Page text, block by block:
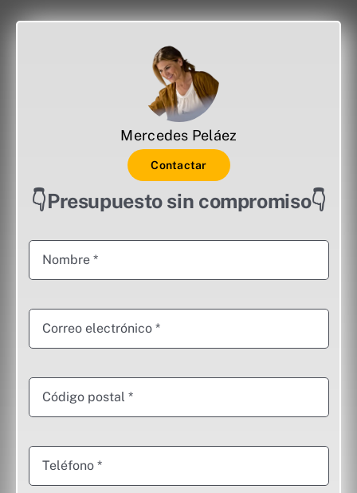
Mercedes Peláez
Contactar
👇Presupuesto sin compromiso👇